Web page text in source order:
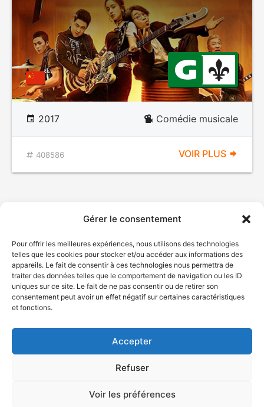
Gérer le consentement
Pour offrir les meilleures expériences, nous utilisons des technologies
telles que les cookies pour stocker et/ou accéder aux informations des
appareils. Le fait de consentir à ces technologies nous permettra de
traiter des données telles que le comportement de navigation ou les ID
uniques sur ce site. Le fait de ne pas consentir ou de retirer son
consentement peut avoir un effet négatif sur certaines caractéristiques
et fonctions.
Accepter
Refuser
Voir les préférences
2017 Comédie musicale
408586 VOIR PLUS
© Gouvernement du Québec, 2026
Plan du site
Accessibilité
Accès à l'information
Déclaration de services